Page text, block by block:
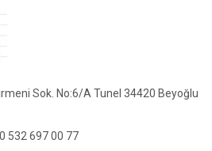
Sok. No:6/A Tunel 34420 Beyoğlu
532 697 00 77